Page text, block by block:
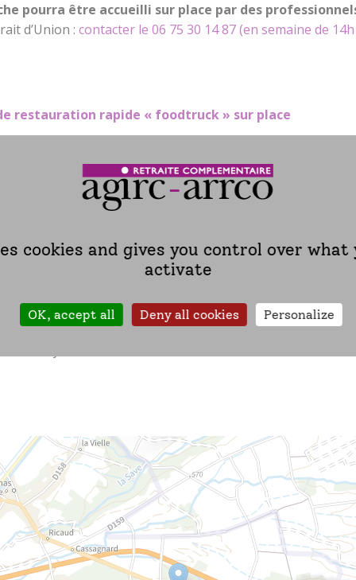
pourra être accueilli sur place par des
d’Union : contacter le 06 75 30 14 87 (en semaine de
restauration rapide « foodtruck » sur place
de presse, l’affiche de communication et le flyer
pour vous conseiller et vous accompagner dans
des-aidants.pdf
cookies and gives you control over what
activate
OK, accept all Deny all cookies Personalize